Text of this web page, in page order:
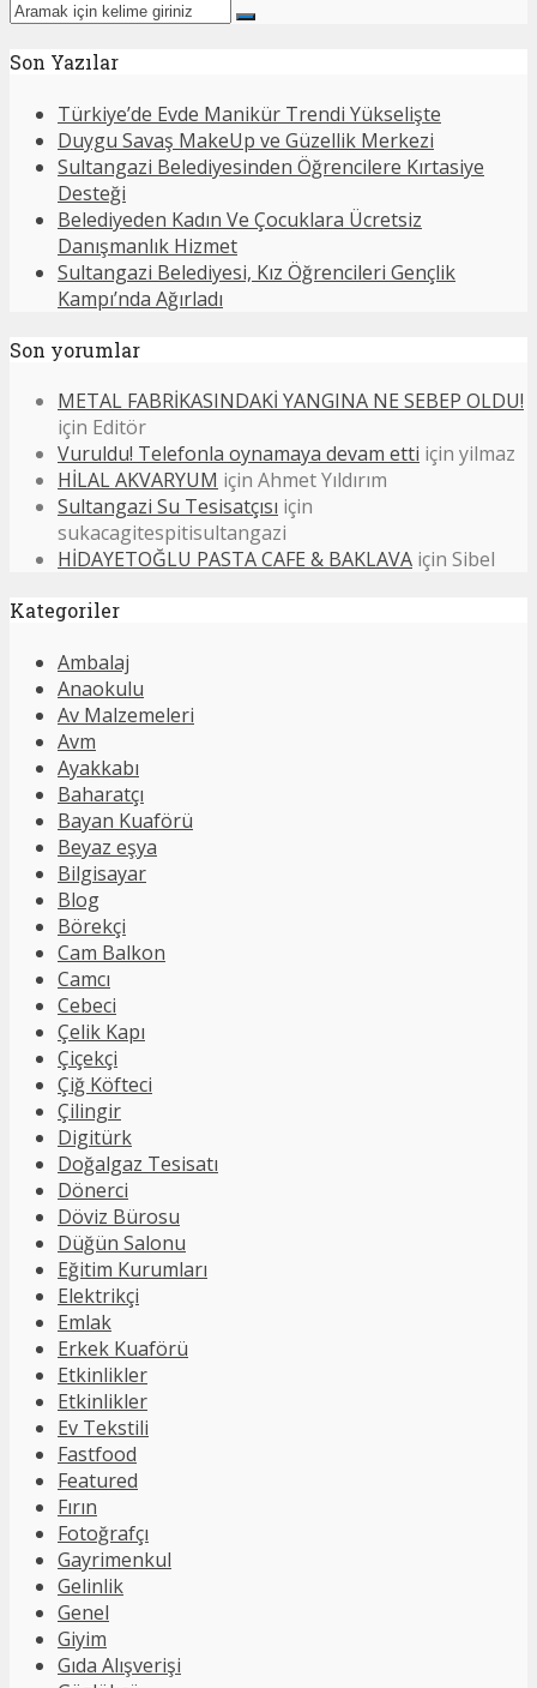
Son Yazılar
Türkiye’de Evde Manikür Trendi Yükselişte
Duygu Savaş MakeUp ve Güzellik Merkezi
Sultangazi Belediyesinden Öğrencilere Kırtasiye
Desteği
Belediyeden Kadın Ve Çocuklara Ücretsiz
Danışmanlık Hizmet
Sultangazi Belediyesi, Kız Öğrencileri Gençlik
Kampı’nda Ağırladı
Son yorumlar
METAL FABRİKASINDAKİ YANGINA NE SEBEP OLDU!
için Editör
Vuruldu! Telefonla oynamaya devam etti için yilmaz
HİLAL AKVARYUM için Ahmet Yıldırım
Sultangazi Su Tesisatçısı için
sukacagitespitisultangazi
HİDAYETOĞLU PASTA CAFE & BAKLAVA için Sibel
Kategoriler
Ambalaj
Anaokulu
Av Malzemeleri
Avm
Ayakkabı
Baharatçı
Bayan Kuaförü
Beyaz eşya
Bilgisayar
Blog
Börekçi
Cam Balkon
Camcı
Cebeci
Çelik Kapı
Çiçekçi
Çiğ Köfteci
Çilingir
Digitürk
Doğalgaz Tesisatı
Dönerci
Döviz Bürosu
Düğün Salonu
Eğitim Kurumları
Elektrikçi
Emlak
Erkek Kuaförü
Etkinlikler
Etkinlikler
Ev Tekstili
Fastfood
Featured
Fırın
Fotoğrafçı
Gayrimenkul
Gelinlik
Genel
Giyim
Gıda Alışverişi